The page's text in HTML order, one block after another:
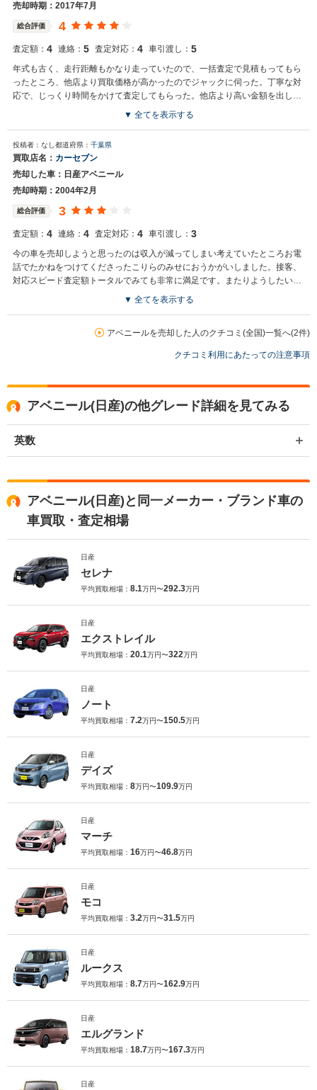
売却時期：2017年7月
総合評価 4
査定額： 4 連絡： 5 査定対応： 4 車引渡し： 5
年式も古く、走行距離もかなり走っていたので、一括査定で見積もってもら
ったところ、他店より買取価格が高かったのでジャックに伺った。丁寧な対
応で、じっくり時間をかけて査定してもらった。他店より高い金額を出して
▼ 全てを表示する
投稿者：なし 都道府県： 千葉県
買取店名： カーセブン
売却した車：日産アベニール
売却時期：2004年2月
総合評価 3
査定額： 4 連絡： 4 査定対応： 4 車引渡し： 3
今の車を売却しようと思ったのは収入が減ってしまい考えていたところお電
話でたかねをつけてくださったこりらのみせにおうかがいしました。接客、
対応スピード査定額トータルでみても非常に満足です。またりようしたいと
▼ 全てを表示する
アベニールを売却した人のクチコミ(全国)一覧へ(2件)
クチコミ利用にあたっての注意事項
アベニール(日産)の他グレード詳細を見てみる
英数
アベニール(日産)と同一メーカー・ブランド車の
車買取・査定相場
日産
セレナ
平均買取相場： 8.1万円〜292.3万円
日産
エクストレイル
平均買取相場： 20.1万円〜322万円
日産
ノート
平均買取相場： 7.2万円〜150.5万円
日産
デイズ
平均買取相場： 8万円〜109.9万円
日産
マーチ
平均買取相場： 16万円〜46.8万円
日産
モコ
平均買取相場： 3.2万円〜31.5万円
日産
ルークス
平均買取相場： 8.7万円〜162.9万円
日産
エルグランド
平均買取相場： 18.7万円〜167.3万円
日産